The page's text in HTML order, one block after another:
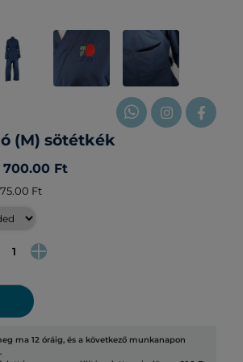
(M) sötétkék
700.00 Ft
Ft
ma 12 óráig, és a következő munkanapon